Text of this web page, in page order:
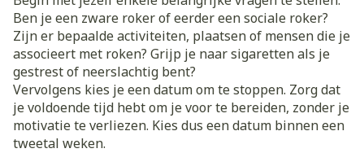
Ben je een zware roker of eerder een sociale roker?
Zijn er bepaalde activiteiten, plaatsen of mensen die je
associeert met roken? Grijp je naar sigaretten als je
gestrest of neerslachtig bent?
Vervolgens kies je een datum om te stoppen. Zorg dat
je voldoende tijd hebt om je voor te bereiden, zonder je
motivatie te verliezen. Kies dus een datum binnen een
tweetal weken.